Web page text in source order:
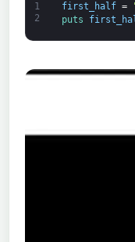
1
2
first_half =
puts